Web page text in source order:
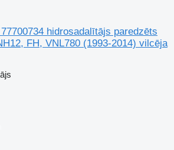
hidrosadalītājs paredzēts
FH, VNL780 (1993-2014) vilcēja